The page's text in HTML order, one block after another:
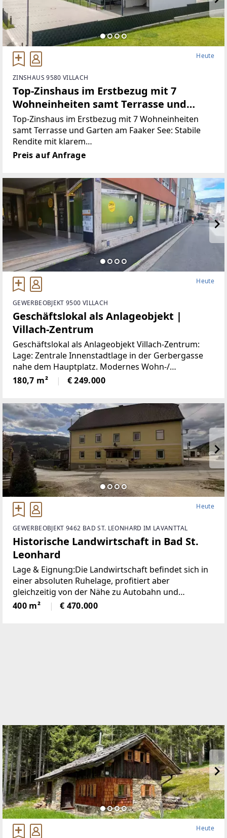
Heute
ZINSHAUS 9580 VILLACH
Top-Zinshaus im Erstbezug mit 7
Wohneinheiten samt Terrasse und
Garten am Faaker See: Stabile Rendite
mit klarem Wertsteigerungspotenzial
Top-Zinshaus im Erstbezug mit 7 Wohneinheiten
samt Terrasse und Garten am Faaker See: Stabile
Rendite mit klarem
WertsteigerungspotenzialAngeboten wird ein
solides Ertragsobjekt in absoluter Top-Lage
Preis auf Anfrage
Heute
GEWERBEOBJEKT 9500 VILLACH
Geschäftslokal als Anlageobjekt |
Villach-Zentrum
Geschäftslokal als Anlageobjekt Villach-Zentrum:
Lage: Zentrale Innenstadtlage in der Gerbergasse
nahe dem Hauptplatz. Modernes Wohn-/
Geschäftsgebäude in gut einsehbarer Lage. Das
Lokal eignet sich für einen Handelsbetrieb oder
180,7 m² € 249.000
Heute
GEWERBEOBJEKT 9462 BAD ST. LEONHARD IM LAVANTTAL
Historische Landwirtschaft in Bad St.
Leonhard
Lage & Eignung:Die Landwirtschaft befindet sich in
einer absoluten Ruhelage, profitiert aber
gleichzeitig von der Nähe zu Autobahn und
Bundesstraße. Damit eignet sich das Objekt sowohl
für landwirtschaftliche Nutzung als auch für ein
400 m² € 470.000
Heute